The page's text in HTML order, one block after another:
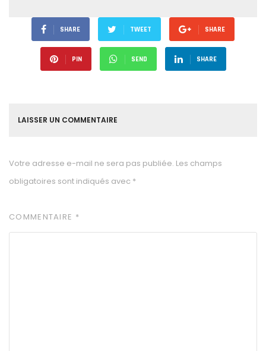
SHARE TWEET SHARE
PIN SEND SHARE
LAISSER UN COMMENTAIRE
Votre adresse e-mail ne sera pas publiée. Les champs
obligatoires sont indiqués avec *
COMMENTAIRE *